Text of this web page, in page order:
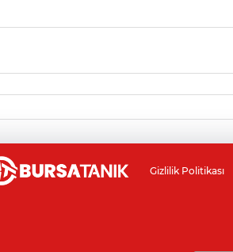
Gizlilik Politikası